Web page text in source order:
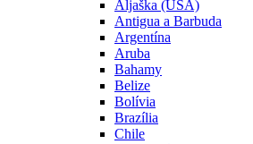
Aljaška (USA)
Antigua a Barbuda
Argentína
Aruba
Bahamy
Belize
Bolívia
Brazília
Chile